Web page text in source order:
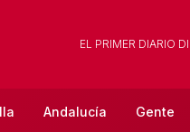
EL PRIMER DIARIO
Andalucía Gente